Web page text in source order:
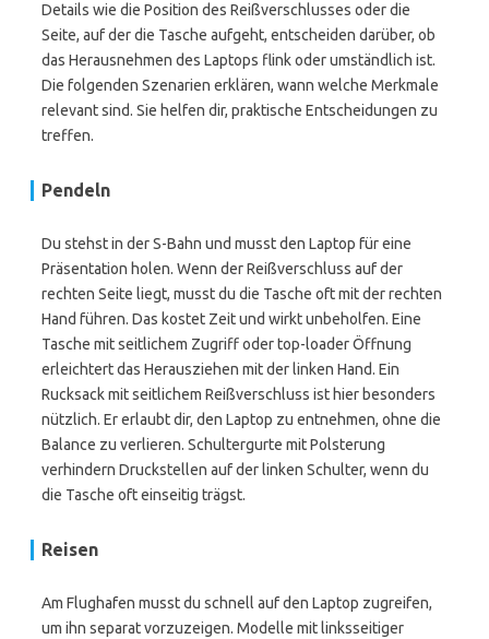
Details wie die Position des Reißverschlusses oder die
Seite, auf der die Tasche aufgeht, entscheiden darüber, ob
das Herausnehmen des Laptops flink oder umständlich ist.
Die folgenden Szenarien erklären, wann welche Merkmale
relevant sind. Sie helfen dir, praktische Entscheidungen zu
treffen.
Pendeln
Du stehst in der S-Bahn und musst den Laptop für eine
Präsentation holen. Wenn der Reißverschluss auf der
rechten Seite liegt, musst du die Tasche oft mit der rechten
Hand führen. Das kostet Zeit und wirkt unbeholfen. Eine
Tasche mit seitlichem Zugriff oder top-loader Öffnung
erleichtert das Herausziehen mit der linken Hand. Ein
Rucksack mit seitlichem Reißverschluss ist hier besonders
nützlich. Er erlaubt dir, den Laptop zu entnehmen, ohne die
Balance zu verlieren. Schultergurte mit Polsterung
verhindern Druckstellen auf der linken Schulter, wenn du
die Tasche oft einseitig trägst.
Reisen
Am Flughafen musst du schnell auf den Laptop zugreifen,
um ihn separat vorzuzeigen. Modelle mit linksseitiger